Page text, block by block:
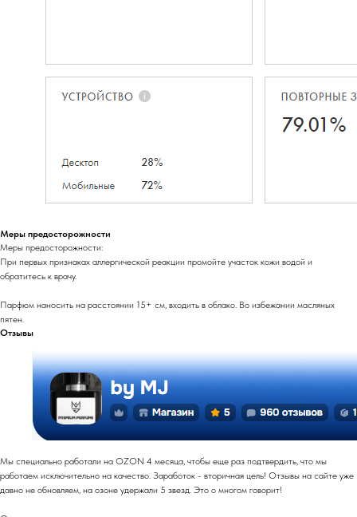
Меры предосторожности
Меры предосторожности:
При первых признаках аллергической реакции промойте участок кожи водой и
обратитесь к врачу.
Парфюм наносить на расстоянии 15+ см, входить в облако. Во избежании масляных
пятен.
Отзывы
Мы специально работали на OZON 4 месяца, чтобы еще раз подтвердить, что мы
работаем исключительно на качество. Заработок - вторичная цель! Отзывы на сайте уже
давно не обновляем, на озоне удержали 5 звезд. Это о многом говорит!